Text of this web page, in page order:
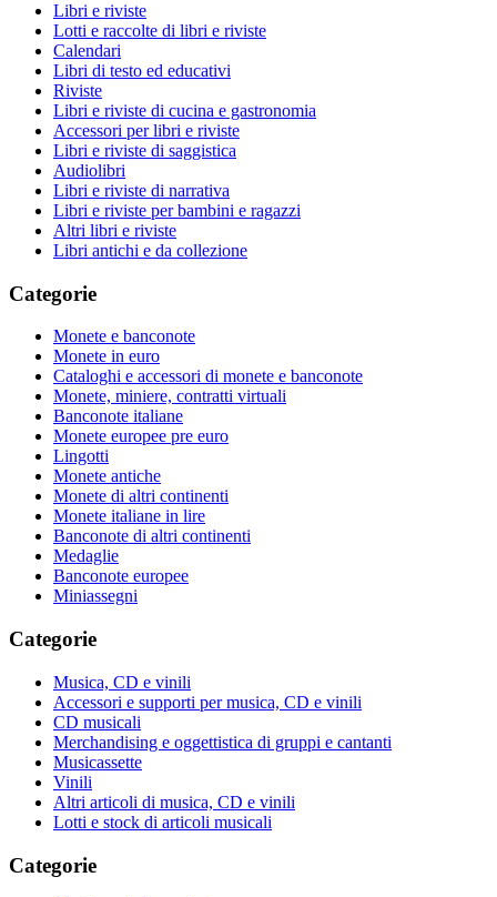
Libri e riviste
Lotti e raccolte di libri e riviste
Calendari
Libri di testo ed educativi
Riviste
Libri e riviste di cucina e gastronomia
Accessori per libri e riviste
Libri e riviste di saggistica
Audiolibri
Libri e riviste di narrativa
Libri e riviste per bambini e ragazzi
Altri libri e riviste
Libri antichi e da collezione
Categorie
Monete e banconote
Monete in euro
Cataloghi e accessori di monete e banconote
Monete, miniere, contratti virtuali
Banconote italiane
Monete europee pre euro
Lingotti
Monete antiche
Monete di altri continenti
Monete italiane in lire
Banconote di altri continenti
Medaglie
Banconote europee
Miniassegni
Categorie
Musica, CD e vinili
Accessori e supporti per musica, CD e vinili
CD musicali
Merchandising e oggettistica di gruppi e cantanti
Musicassette
Vinili
Altri articoli di musica, CD e vinili
Lotti e stock di articoli musicali
Categorie